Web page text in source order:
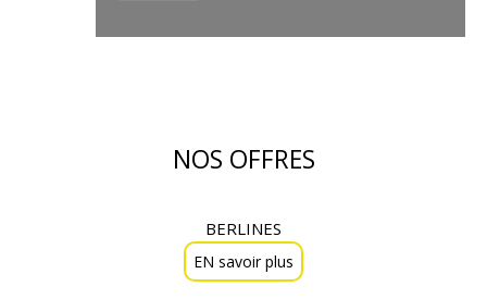
NOS OFFRES
BERLINES
EN savoir plus